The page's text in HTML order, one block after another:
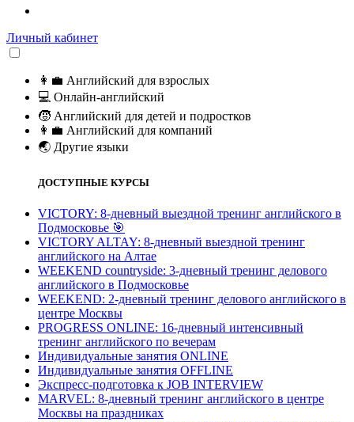
Личный кабинет
👩‍💼 Английский для взрослых
💻 Онлайн-английский
🧒 Английский для детей и подростков
👩‍💼 Английский для компаний
🌏 Другие языки
ДОСТУПНЫЕ КУРСЫ
VICTORY: 8-дневный выездной тренинг английского в
Подмосковье 🎯
VICTORY ALTAY: 8-дневный выездной тренинг
английского на Алтае
WEEKEND countryside: 3-дневный тренинг делового
английского в Подмосковье
WEEKEND: 2-дневный тренинг делового английского в
центре Москвы
PROGRESS ONLINE: 16-дневный интенсивный
тренинг английского по вечерам
Индивидуальные занятия ONLINE
Индивидуальные занятия OFFLINE
Экспресс-подготовка к JOB INTERVIEW
МARVEL: 8-дневный тренинг английского в центре
Москвы на праздниках